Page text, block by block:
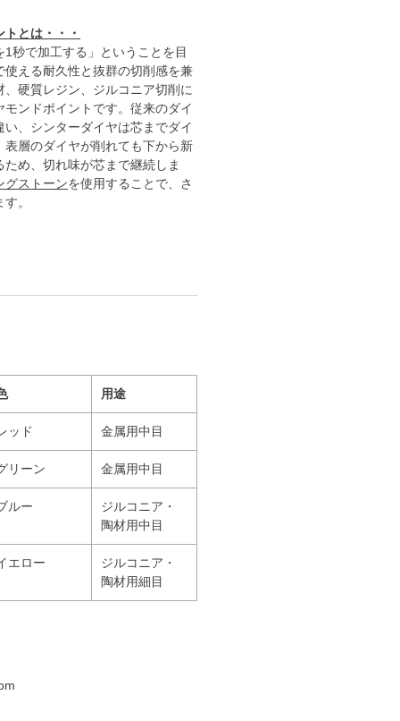
とは・・・
1秒で加工する」ということを目
使える耐久性と抜群の切削感を兼
硬質レジン、ジルコニア切削に
ンドポイントです。従来のダイ
い、シンターダイヤは芯までダイ
表層のダイヤが削れても下から新
ため、切れ味が芯まで継続しま
グストーンを使用することで、さ
。
用途
ッド 金属用中目
リーン 金属用中目
ルー
ジルコニア・
陶材用中目
エロー
ジルコニア・
陶材用細目